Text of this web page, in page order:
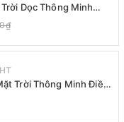
Dọc Thông Minh
Trời Thông Minh Điều